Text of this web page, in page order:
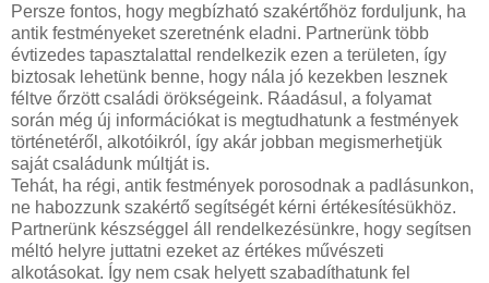
Persze fontos, hogy megbízható szakértőhöz forduljunk, ha
antik festményeket szeretnénk eladni. Partnerünk több
évtizedes tapasztalattal rendelkezik ezen a területen, így
biztosak lehetünk benne, hogy nála jó kezekben lesznek
féltve őrzött családi örökségeink. Ráadásul, a folyamat
során még új információkat is megtudhatunk a festmények
történetéről, alkotóikról, így akár jobban megismerhetjük
saját családunk múltját is.
Tehát, ha régi, antik festmények porosodnak a padlásunkon,
ne habozzunk szakértő segítségét kérni értékesítésükhöz.
Partnerünk készséggel áll rendelkezésünkre, hogy segítsen
méltó helyre juttatni ezeket az értékes művészeti
alkotásokat. Így nem csak helyett szabadíthatunk fel